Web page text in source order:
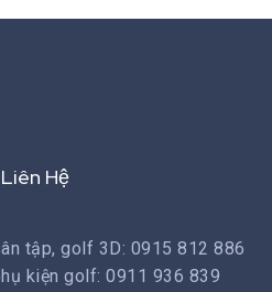
Hệ
tập, golf 3D: 0915 812 886
kiện golf: 0911 936 839